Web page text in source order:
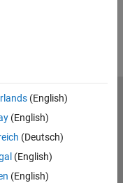
(English)
(English)
(Deutsch)
(English)
(English)
de las aplicaciones